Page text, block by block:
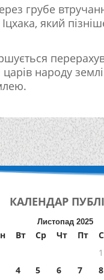
грубе
який
народу
КАЛЕНДАР
Листопад 2025
Вт Ср Чт Пт
1
4 5 6 7 8